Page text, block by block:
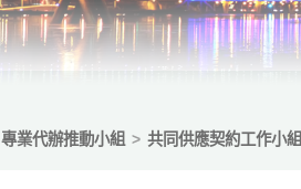
專業代辦推動小組 共同供應契約工作小